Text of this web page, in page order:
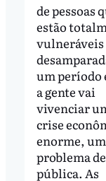
de pessoas
estão
vulneráveis
um período
a gente vai
vivenciar
crise
enorme, um
problema
pública. As